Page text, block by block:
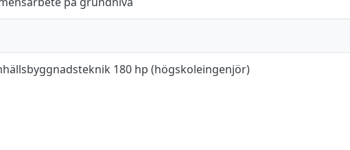
180 hp (högskoleingenjör)